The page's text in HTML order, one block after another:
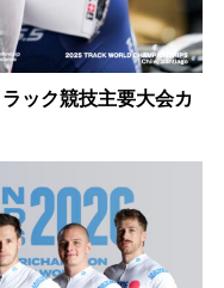
ック競技主要大会カ